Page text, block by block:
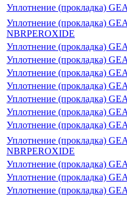
Уплотнение (прокладка)
Уплотнение (прокладка)
NBRPEROXIDE
Уплотнение (прокладка)
Уплотнение (прокладка)
Уплотнение (прокладка)
Уплотнение (прокладка)
Уплотнение (прокладка)
Уплотнение (прокладка)
Уплотнение (прокладка)
Уплотнение (прокладка)
NBRPEROXIDE
Уплотнение (прокладка)
Уплотнение (прокладка)
Уплотнение (прокладка)